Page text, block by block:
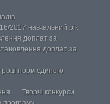
2017 навчальний рік
доплат за
доплат за
норм єдиного
Творчі конкурси